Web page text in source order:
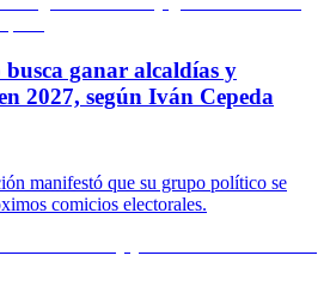
ganar alcaldías y
2027, según Iván Cepeda
manifestó que su grupo político se
comicios electorales.